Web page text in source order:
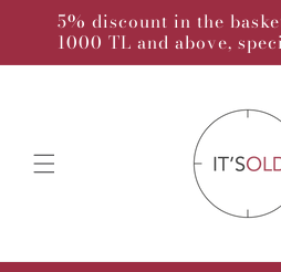
Skip to
content
5% discount in the
1000 TL and above,